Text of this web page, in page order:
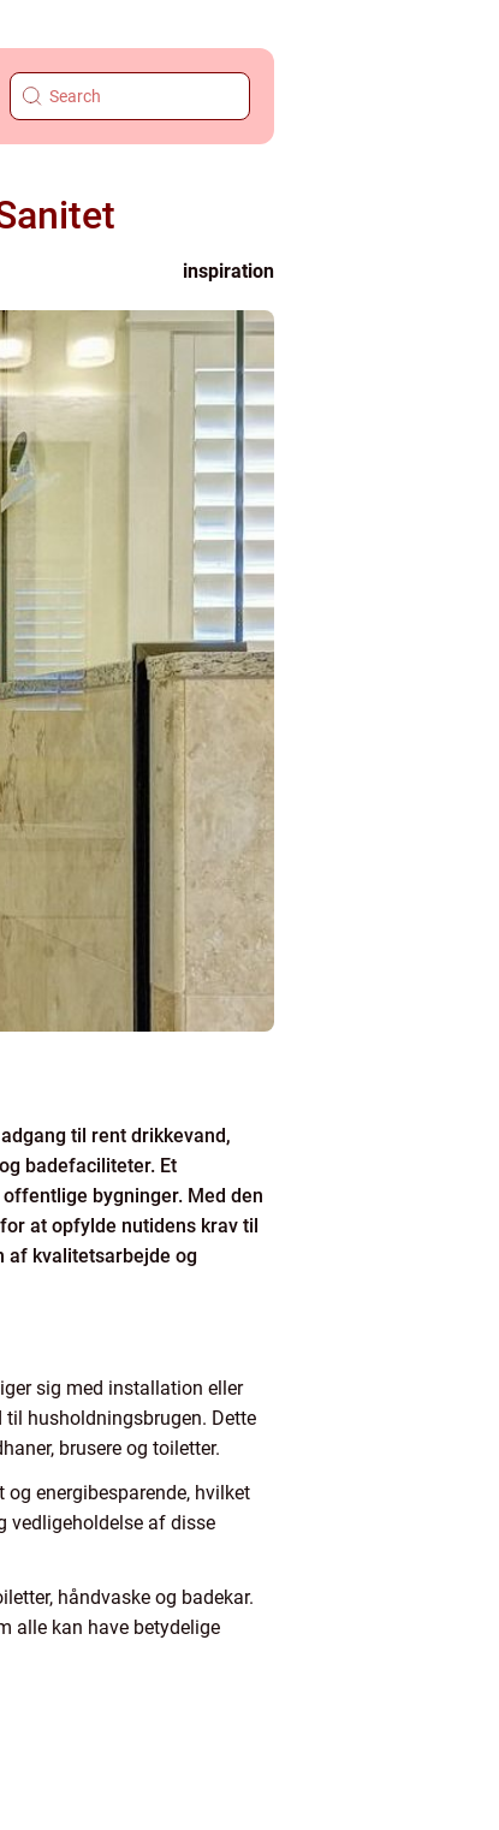
inspiration
til rent drikkevand,
badefaciliteter. Et
bygninger. Med den
at opfylde nutidens krav til
af kvalitetsarbejde og
sig med installation eller
husholdningsbrugen. Dette
brusere og toiletter.
energibesparende, hvilket
vedligeholdelse af disse
håndvaske og badekar.
alle kan have betydelige